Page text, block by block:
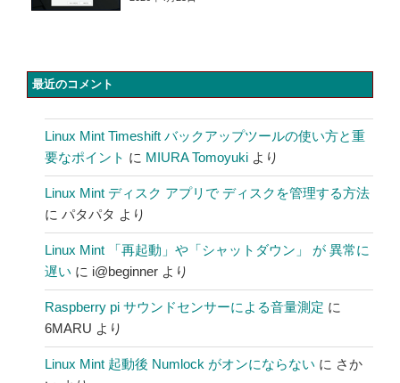
最近のコメント
Linux Mint Timeshift バックアップツールの使い方と重
要なポイント に MIURA Tomoyuki より
Linux Mint ディスク アプリで ディスクを管理する方法
に パタパタ より
Linux Mint 「再起動」や「シャットダウン」 が 異常に
遅い に i@beginner より
Raspberry pi サウンドセンサーによる音量測定 に
6MARU より
Linux Mint 起動後 Numlock がオンにならない に さか